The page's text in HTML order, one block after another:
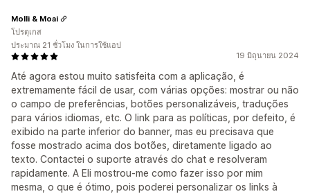
19 มิถุนายน 2024
Até agora estou muito satisfeita com a aplicação, é
extremamente fácil de usar, com várias opções: mostrar ou não
o campo de preferências, botões personalizáveis, traduções
para vários idiomas, etc. O link para as políticas, por defeito, é
exibido na parte inferior do banner, mas eu precisava que
fosse mostrado acima dos botões, diretamente ligado ao
texto. Contactei o suporte através do chat e resolveram
rapidamente. A Eli mostrou-me como fazer isso por mim
mesma, o que é ótimo, pois poderei personalizar os links à
Molli & Moai
โปรตุเกส
ประมาณ 21 ชั่วโมง ในการใช้แอป